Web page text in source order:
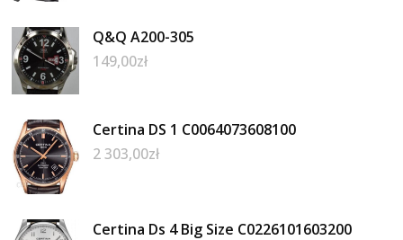
Q&Q A200-305
149,00zł
Certina DS 1 C0064073608100
2 303,00zł
Certina Ds 4 Big Size C0226101603200